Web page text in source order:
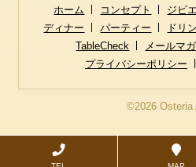
ホーム コンセプト ジビ
ディナー
パーティー ドリ
TableCheck
メールマ
プライバシーポリシー
©2026 Osteria